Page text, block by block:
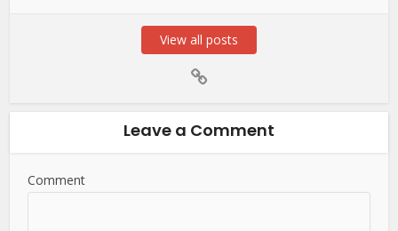
View all posts
Leave a Comment
Comment